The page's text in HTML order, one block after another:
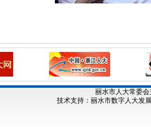
丽水市人大常委会
技术支持：丽水市数字人大发